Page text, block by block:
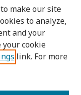
make our site
to analyze,
and your
your cookie
link. For more